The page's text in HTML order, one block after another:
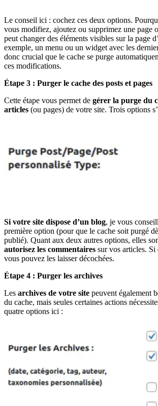
Le conseil ici : cochez ces deux options.
vous modifiez, ajoutez ou supprimez une page
peut changer des éléments visibles sur la page
exemple, un menu ou un widget avec les
donc crucial que le cache se purge
ces modifications.
Étape 3 : Purger le cache des posts et pages
Cette étape vous permet de gérer la purge du
articles (ou pages) de votre site. Trois options
Si votre site dispose d’un blog, je vous
première option (pour que le cache soit purgé
publié). Quant aux deux autres options, elles
autorisez les commentaires sur vos articles. Si
vous pouvez les laisser décochées.
Étape 4 : Purger les archives
Les archives de votre site peuvent également
du cache, mais seules certaines actions
quatre options ici :